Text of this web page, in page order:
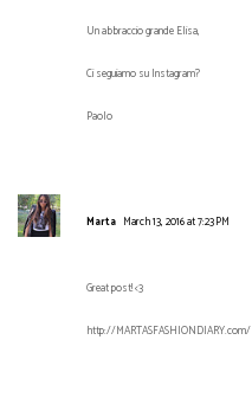
Un abbraccio grande Elisa,
Ci seguiamo su Instagram?
Paolo
Marta March 13, 2016 at 7:23 PM
Great post! <3
http://MARTASFASHIONDIARY.com/